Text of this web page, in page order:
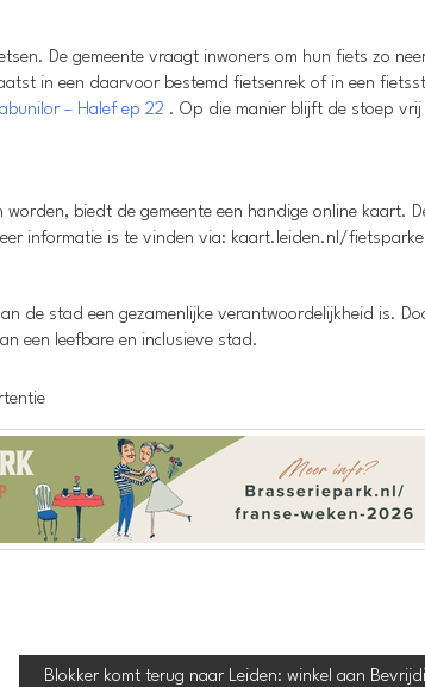
De gemeente vraagt inwoners om hun fiets zo
in een daarvoor bestemd fietsenrek of in een
– Halef ep 22 . Op die manier blijft de stoep
biedt de gemeente een handige online kaart.
informatie is te vinden via: kaart.leiden.nl/
de stad een gezamenlijke verantwoordelijkheid is.
een leefbare en inclusieve stad.
Blokker komt terug naar Leiden: winkel aan